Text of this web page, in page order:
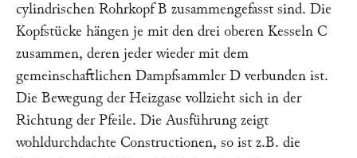
cylindrischen RohrkopfB zusammengefasst sind. Die
Kopfstücke hängen je mit den drei oberen Kesseln C
zusammen, deren jeder wieder mit dem
gemeinschaftlichen Dampfsammler D verbunden ist.
Die Bewegung der Heizgase vollzieht sich in der
Richtung der Pfeile. Die Ausführung zeigt
wohldurchdachte Constructionen, so ist z.B. die